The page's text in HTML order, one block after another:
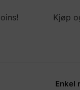
Kjøp
Enkel